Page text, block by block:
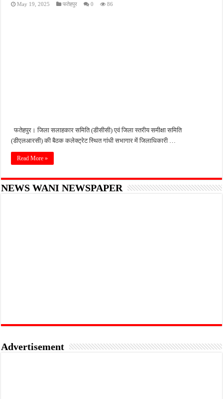
थाना समाधान दिवस में अधिकारियों ने सुनीं फरियादें, 29 शिकायतों का हुआ त्वरित निस्तारण
May 19, 2025 फतेहपुर 0 86
फतेहपुर। जिला सलाहकार समिति (डीसीसी) एवं जिला स्तरीय समीक्षा समिति
(डीएलआरसी) की बैठक कलेक्ट्रेट स्थित गांधी सभागार में जिलाधिकारी …
Read More »
NEWS WANI NEWSPAPER
Advertisement